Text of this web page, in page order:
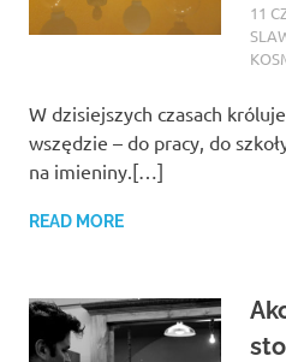
11
W dzisiejszych czasach
wszędzie – do pracy, do
na imieniny.[…]
READ MORE